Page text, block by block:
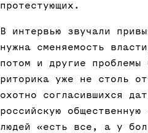
протестующих.
В интервью звучали
нужна сменяемость
потом и другие
риторика уже не столь
охотно согласившихся
российскую
людей «есть все, а у